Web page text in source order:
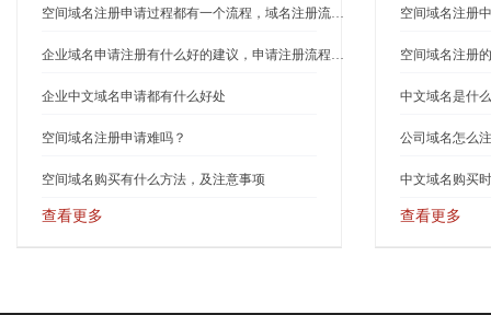
空间域名注册申请过程都有一个流程，域名注册流程并不复杂
企业域名申请注册有什么好的建议，申请注册流程什么
企业中文域名申请都有什么好处
空间域名注册申请难吗？
空间域名购买有什么方法，及注意事项
查看更多
空间域名注册
空间域名注册
中文域名是什
中文域名购买
查看更多